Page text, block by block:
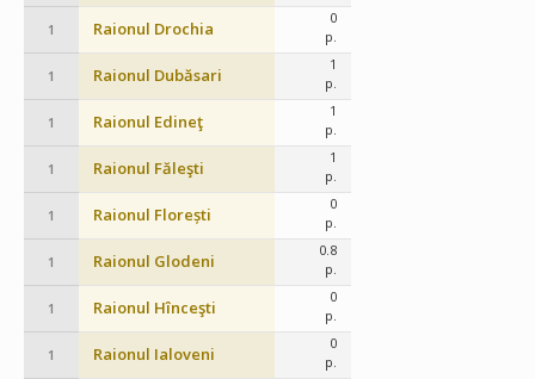
1 Raionul Drochia
0
p.
1 Raionul Dubăsari
1
p.
1 Raionul Edineţ
1
p.
1 Raionul Făleşti
1
p.
1 Raionul Florești
0
p.
1 Raionul Glodeni
0.8
p.
1 Raionul Hînceşti
0
p.
1 Raionul Ialoveni
0
p.